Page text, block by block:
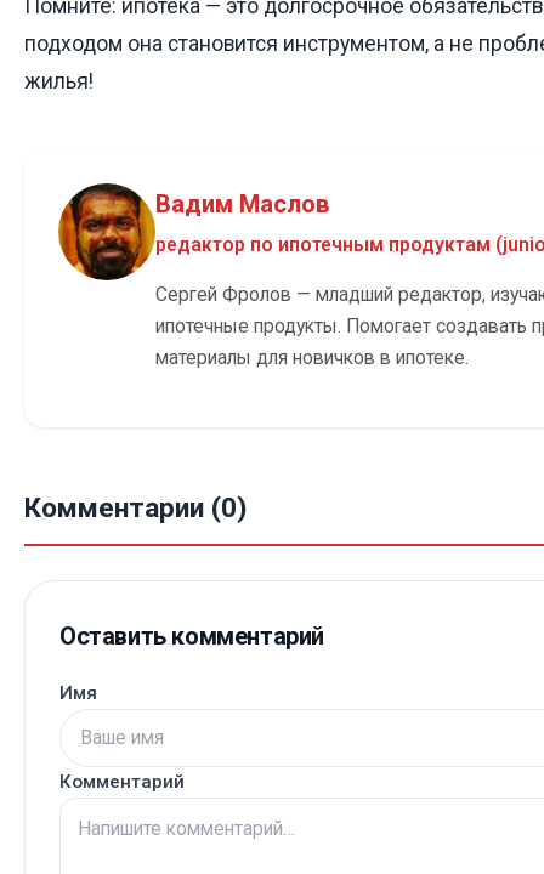
Помните: ипотека — это долгосрочное
подходом она становится инструментом, а не
жилья!
Вадим Маслов
редактор по ипотечным продуктам
Сергей Фролов — младший редактор,
ипотечные продукты. Помогает создавать
материалы для новичков в ипотеке.
Комментарии (0)
Оставить комментарий
Имя
Комментарий